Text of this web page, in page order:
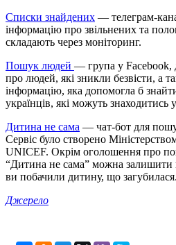
Списки знайдених — телеграм-
інформацію про звільнених та
складають через моніторинг.
Пошук людей — група у Facebook,
про людей, які зникли безвісти, а
інформацію, яка допомогла б
українців, які можуть знаходитись
Дитина не сама — чат-бот для
Сервіс було створено
UNICEF. Окрім оголошення про
“Дитина не сама” можна залишити
ви побачили дитину, що загубилася.
Джерело